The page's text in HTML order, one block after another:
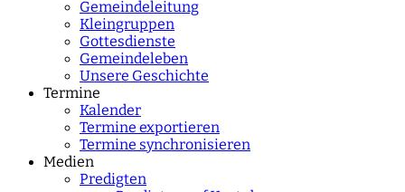
Gemeindeleitung
Kleingruppen
Gottesdienste
Gemeindeleben
Unsere Geschichte
Termine
Kalender
Termine exportieren
Termine synchronisieren
Medien
Predigten